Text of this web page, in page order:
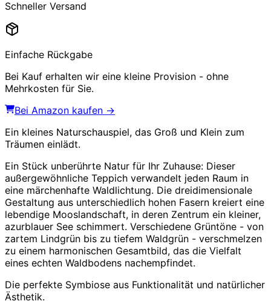
Schneller Versand
Einfache Rückgabe
Bei Kauf erhalten wir eine kleine Provision - ohne
Mehrkosten für Sie.
Bei Amazon kaufen →
Ein kleines Naturschauspiel, das Groß und Klein zum
Träumen einlädt.
Ein Stück unberührte Natur für Ihr Zuhause: Dieser
außergewöhnliche Teppich verwandelt jeden Raum in
eine märchenhafte Waldlichtung. Die dreidimensionale
Gestaltung aus unterschiedlich hohen Fasern kreiert eine
lebendige Mooslandschaft, in deren Zentrum ein kleiner,
azurblauer See schimmert. Verschiedene Grüntöne - von
zartem Lindgrün bis zu tiefem Waldgrün - verschmelzen
zu einem harmonischen Gesamtbild, das die Vielfalt
eines echten Waldbodens nachempfindet.
Die perfekte Symbiose aus Funktionalität und natürlicher
Ästhetik.